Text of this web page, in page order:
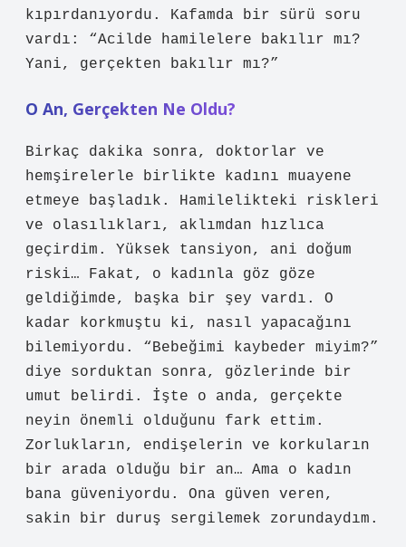
kıpırdanıyordu. Kafamda bir sürü soru
vardı: “Acilde hamilelere bakılır mı?
Yani, gerçekten bakılır mı?”
O An, Gerçekten Ne Oldu?
Birkaç dakika sonra, doktorlar ve
hemşirelerle birlikte kadını muayene
etmeye başladık. Hamilelikteki riskleri
ve olasılıkları, aklımdan hızlıca
geçirdim. Yüksek tansiyon, ani doğum
riski… Fakat, o kadınla göz göze
geldiğimde, başka bir şey vardı. O
kadar korkmuştu ki, nasıl yapacağını
bilemiyordu. “Bebeğimi kaybeder miyim?”
diye sorduktan sonra, gözlerinde bir
umut belirdi. İşte o anda, gerçekte
neyin önemli olduğunu fark ettim.
Zorlukların, endişelerin ve korkuların
bir arada olduğu bir an… Ama o kadın
bana güveniyordu. Ona güven veren,
sakin bir duruş sergilemek zorundaydım.